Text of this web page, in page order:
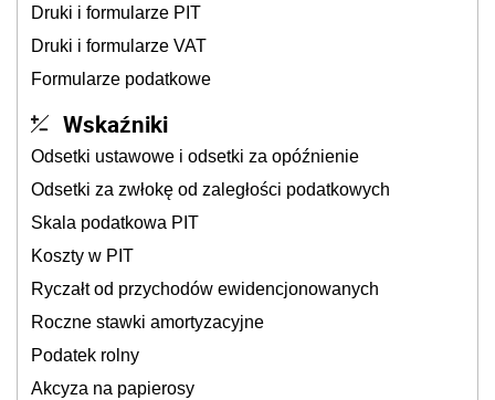
Druki i formularze PIT
Druki i formularze VAT
Formularze podatkowe
Wskaźniki
Odsetki ustawowe i odsetki za opóźnienie
Odsetki za zwłokę od zaległości podatkowych
Skala podatkowa PIT
Koszty w PIT
Ryczałt od przychodów ewidencjonowanych
Roczne stawki amortyzacyjne
Podatek rolny
Akcyza na papierosy